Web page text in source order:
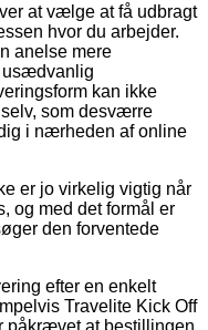
at vælge at få udbragt
hvor du arbejder.
anelse mere
usædvanlig
kan ikke
som desværre
i nærheden af online
er jo virkelig vigtig når
og med det formål er
den forventede
efter en enkelt
Travelite Kick Off
påkrævet at bestillingen